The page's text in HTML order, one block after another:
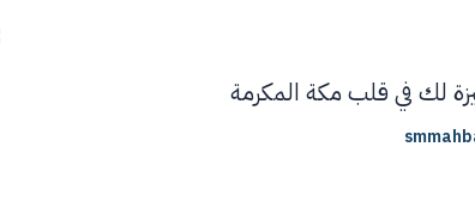
لك في قلب مكة المكرمة